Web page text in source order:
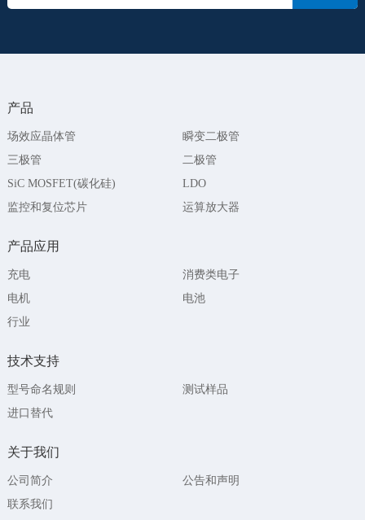
产品
场效应晶体管
瞬变二极管
三极管
二极管
SiC MOSFET(碳化硅)
LDO
监控和复位芯片
运算放大器
产品应用
充电
消费类电子
电机
电池
行业
技术支持
型号命名规则
测试样品
进口替代
关于我们
公司简介
公告和声明
联系我们